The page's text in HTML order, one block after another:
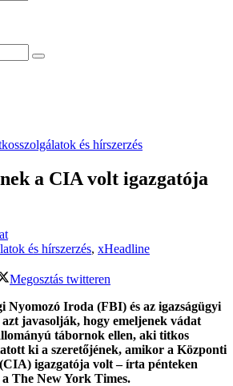
és hírszerzés
a CIA volt igazgatója
és hírszerzés, xHeadline
Megosztás twitteren
Nyomozó Iroda (FBI) és az igazságügyi
javasolják, hogy emeljenek vádat
tábornok ellen, aki titkos
ki a szeretőjének, amikor a Központi
igazgatója volt – írta pénteken
The New York Times.